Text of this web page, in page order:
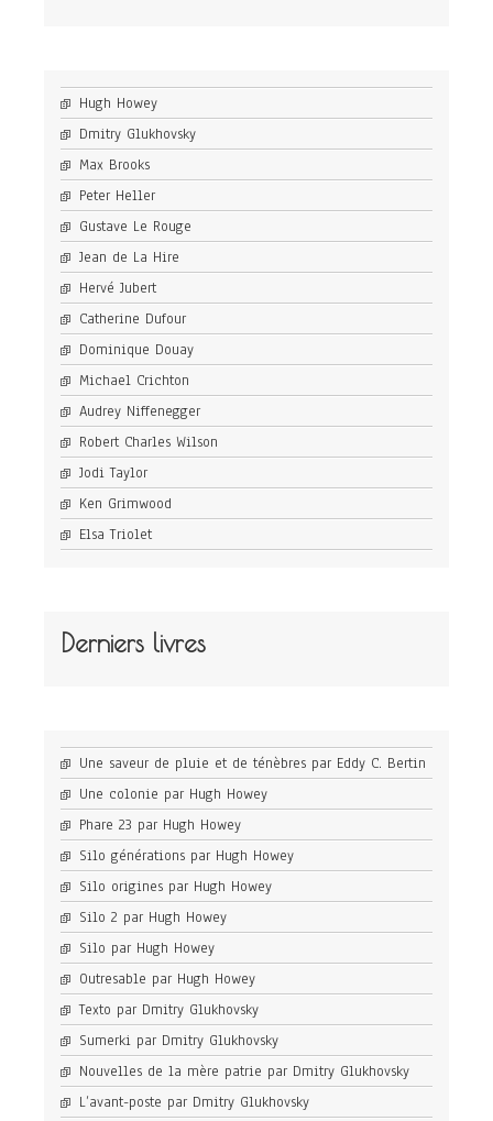
Hugh Howey
Dmitry Glukhovsky
Max Brooks
Peter Heller
Gustave Le Rouge
Jean de La Hire
Hervé Jubert
Catherine Dufour
Dominique Douay
Michael Crichton
Audrey Niffenegger
Robert Charles Wilson
Jodi Taylor
Ken Grimwood
Elsa Triolet
Derniers livres
Une saveur de pluie et de ténèbres par Eddy C. Bertin
Une colonie par Hugh Howey
Phare 23 par Hugh Howey
Silo générations par Hugh Howey
Silo origines par Hugh Howey
Silo 2 par Hugh Howey
Silo par Hugh Howey
Outresable par Hugh Howey
Texto par Dmitry Glukhovsky
Sumerki par Dmitry Glukhovsky
Nouvelles de la mère patrie par Dmitry Glukhovsky
L’avant-poste par Dmitry Glukhovsky